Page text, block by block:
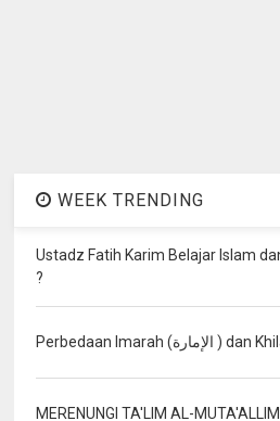
WEEK TRENDING
Ustadz Fatih Karim Belajar Islam
?
MERENUNGI TA'LIM AL-MUTA'ALLIM